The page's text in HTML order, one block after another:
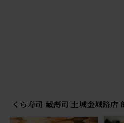
くら寿司 藏壽司 土城金城路店